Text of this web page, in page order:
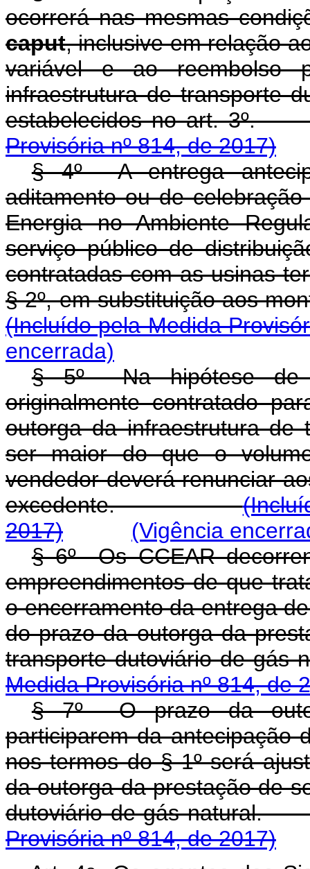
ocorrerá nas mesmas
caput, inclusive em relação
variável e ao reembolso
infraestrutura de transporte
estabelecidos
Provisória nº 814, de 2017)
§ 4º A entrega
aditamento ou de
Energia no Ambiente
serviço público de
contratadas com as usinas
§ 2º, em substituição
(Incluído pela Medida
encerrada)
§ 5º Na hipótese de
originalmente contratado
outorga da infraestrutura de
ser maior do que o
vendedor deverá renunciar
excedente.
2017)
(Vigência
§ 6º Os CCEAR
empreendimentos de que
o encerramento da entrega
do prazo da outorga da
transporte
Medida Provisória nº 814, de
§ 7º O prazo da
participarem da antecipação
nos termos do § 1º será
da outorga da prestação de
dutoviário de
Provisória nº 814, de 2017)